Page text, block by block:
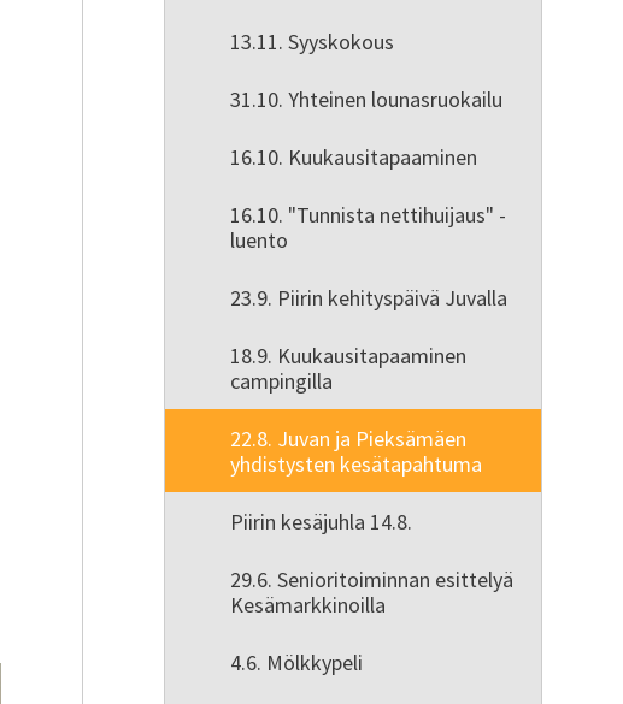
13.11. Syyskokous
31.10. Yhteinen lounasruokailu
16.10. Kuukausitapaaminen
16.10. "Tunnista nettihuijaus" -
luento
23.9. Piirin kehityspäivä Juvalla
18.9. Kuukausitapaaminen
campingilla
22.8. Juvan ja Pieksämäen
yhdistysten kesätapahtuma
Piirin kesäjuhla 14.8.
29.6. Senioritoiminnan esittelyä
Kesämarkkinoilla
4.6. Mölkkypeli